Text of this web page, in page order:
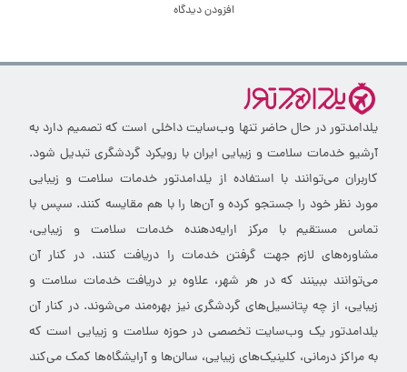
افزودن دیدگاه
یلدامدتور در حال حاضر تنها وب‌سایت داخلی است که تصمیم دارد به
آرشیو خدمات سلامت و زیبایی ایران با رویکرد گردشگری تبدیل شود.
کاربران می‌توانند با استفاده از یلدامدتور خدمات سلامت و زیبایی
مورد نظر خود را جستجو کرده و آن‌ها را با هم مقایسه کنند. سپس با
تماس مستقیم با مرکز ارایه‌دهنده خدمات سلامت و زیبایی،
مشاوره‌های لازم جهت گرفتن خدمات را دریافت کنند. در کنار آن
می‌توانند ببینند که در هر شهر، علاوه بر دریافت خدمات سلامت و
زیبایی، از چه پتانسیل‌های گردشگری نیز بهره‌مند می‌شوند. در کنار آن
یلدامدتور یک وب‌سایت تخصصی در حوزه سلامت و زیبایی است که
به مراکز درمانی، کلینیک‌های زیبایی، سالن‌ها و آرایشگاه‌ها کمک می‌کند